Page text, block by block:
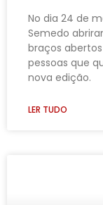
No dia 24 de
Semedo
braços
pessoas que
nova edição.
LER TUDO